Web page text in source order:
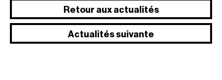
Retour aux actualités
Actualités suivante